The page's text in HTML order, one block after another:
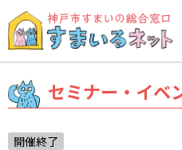
セミナー・イベ
開催終了